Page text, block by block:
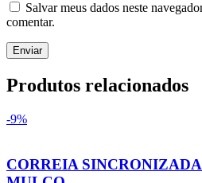
Salvar meus dados neste
comentar.
Produtos relacionados
-9%
CORREIA SINCRONIZADA